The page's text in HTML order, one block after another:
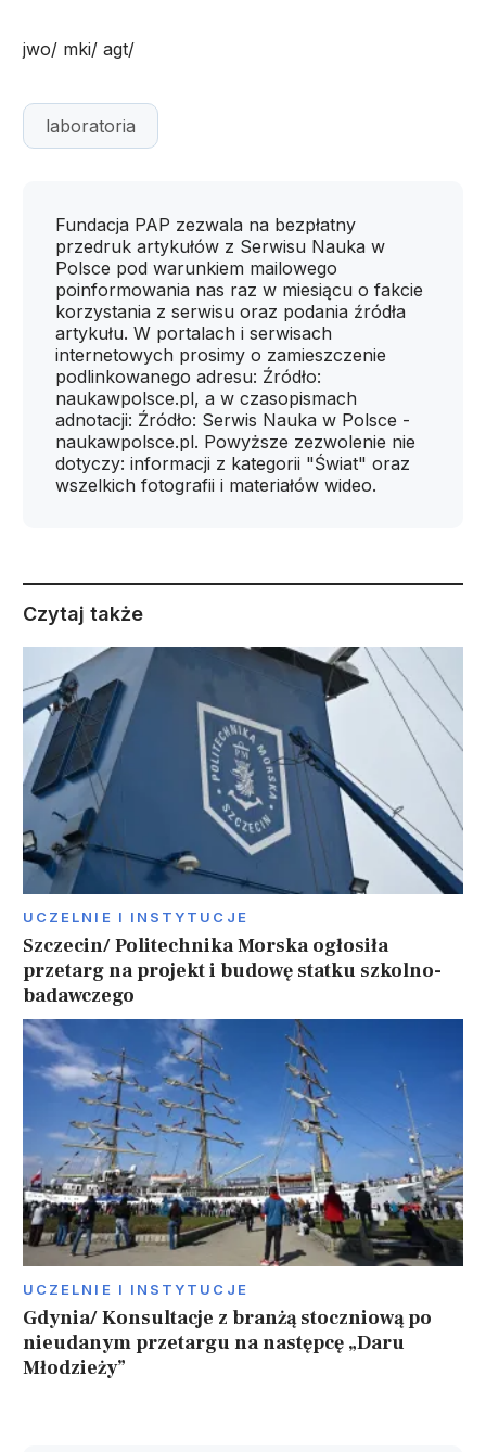
jwo/ mki/ agt/
laboratoria
Fundacja PAP zezwala na bezpłatny
przedruk artykułów z Serwisu Nauka w
Polsce pod warunkiem mailowego
poinformowania nas raz w miesiącu o fakcie
korzystania z serwisu oraz podania źródła
artykułu. W portalach i serwisach
internetowych prosimy o zamieszczenie
podlinkowanego adresu: Źródło:
naukawpolsce.pl, a w czasopismach
adnotacji: Źródło: Serwis Nauka w Polsce -
naukawpolsce.pl. Powyższe zezwolenie nie
dotyczy: informacji z kategorii "Świat" oraz
wszelkich fotografii i materiałów wideo.
Czytaj także
UCZELNIE I INSTYTUCJE
Szczecin/ Politechnika Morska ogłosiła
przetarg na projekt i budowę statku szkolno-
badawczego
UCZELNIE I INSTYTUCJE
Gdynia/ Konsultacje z branżą stoczniową po
nieudanym przetargu na następcę „Daru
Młodzieży”